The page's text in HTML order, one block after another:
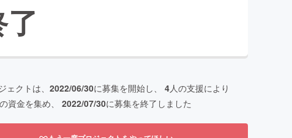
ェクトは、 2022/06/30に募集を開始し、 4人の支援により
資金を集め、 2022/07/30に募集を終了しました